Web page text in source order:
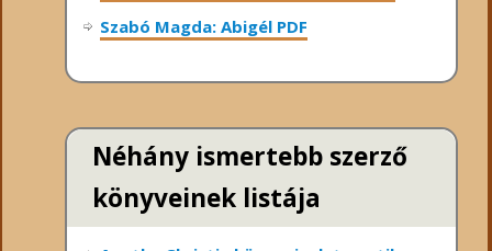
Szabó Magda: Abigél PDF
Néhány ismertebb szerző
könyveinek listája